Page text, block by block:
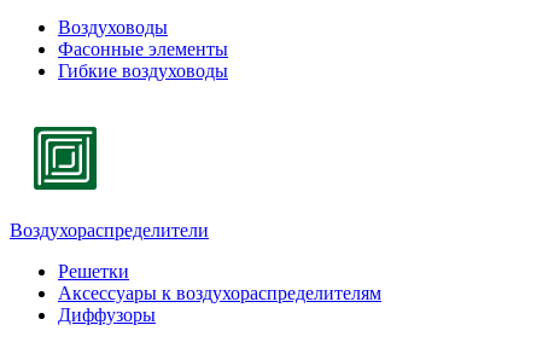
Воздуховоды
Фасонные элементы
Гибкие воздуховоды
Воздухораспределители
Решетки
Аксессуары к воздухораспределителям
Диффузоры